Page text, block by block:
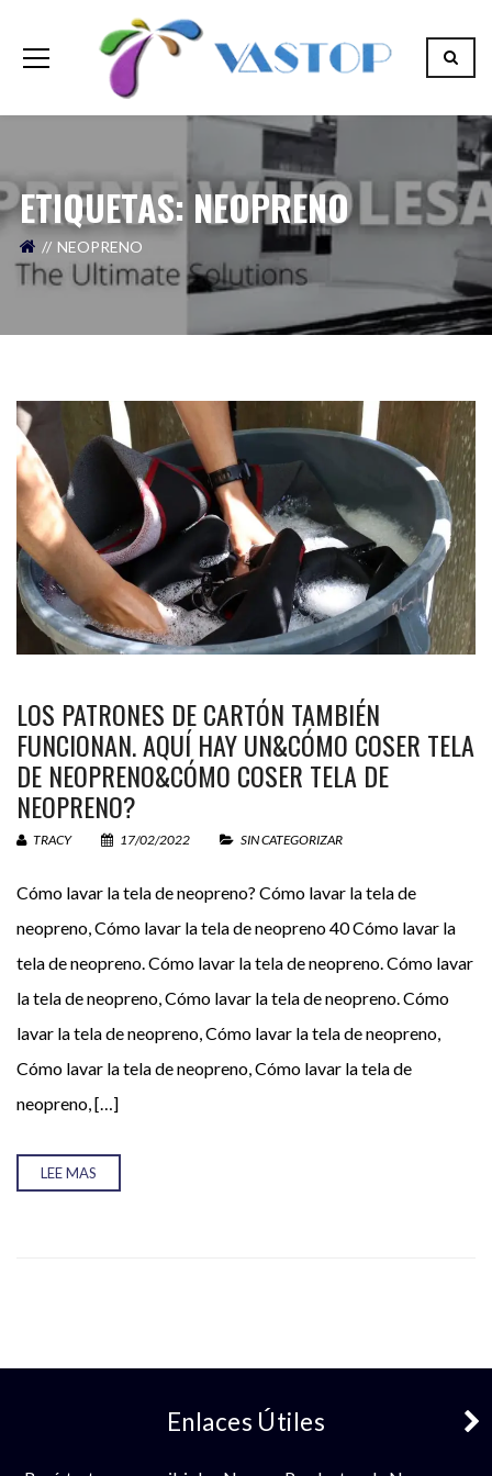
Tu nombre (requerido)
Tu correo electrónico (requerido)
21 − = 18
ETIQUETAS: NEOPRENO
NEOPRENO
LOS PATRONES DE CARTÓN TAMBIÉN
FUNCIONAN. AQUÍ HAY UN&CÓMO COSER TELA
DE NEOPRENO&CÓMO COSER TELA DE
NEOPRENO?
TRACY 17/02/2022 SIN CATEGORIZAR
Cómo lavar la tela de neopreno? Cómo lavar la tela de
neopreno, Cómo lavar la tela de neopreno 40 Cómo lavar la
tela de neopreno. Cómo lavar la tela de neopreno. Cómo lavar
la tela de neopreno, Cómo lavar la tela de neopreno. Cómo
lavar la tela de neopreno, Cómo lavar la tela de neopreno,
Cómo lavar la tela de neopreno, Cómo lavar la tela de
neopreno, […]
LEE MAS
Enlaces Útiles